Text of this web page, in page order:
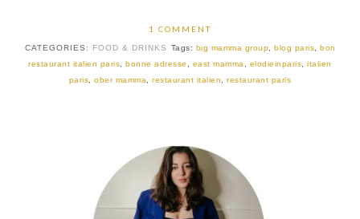
1 COMMENT
CATEGORIES: FOOD & DRINKS Tags: big mamma group blog paris
bon
restaurant italien paris ,bonne adresse east mamma elodieinparis ,italien
paris ,ober mamma ,restaurant italien ,restaurant paris